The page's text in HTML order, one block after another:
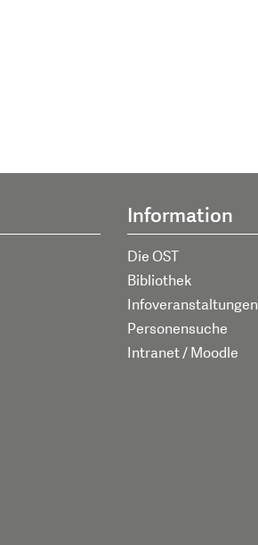
Information
Die OST
Bibliothek
Infoveranstaltungen
Personensuche
Intranet / Moodle